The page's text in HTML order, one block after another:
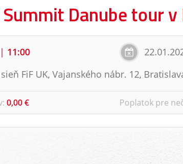
Summit Danube tour
| 11:00
FiF UK, Vajanského nábr. 12,
: 0,00 € Poplatok pre